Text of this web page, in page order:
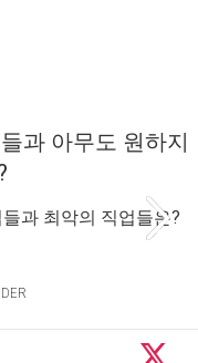
과 아무도 원하지